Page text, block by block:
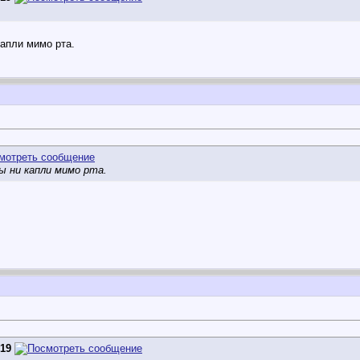
мимо рта.
ни капли мимо рта.